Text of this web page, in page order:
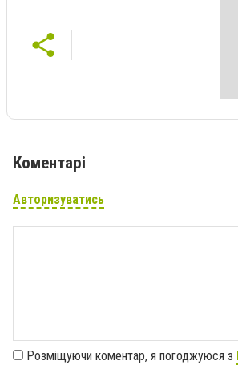
Коментарі
Авторизуватись
Розміщуючи коментар, я погоджуюся з